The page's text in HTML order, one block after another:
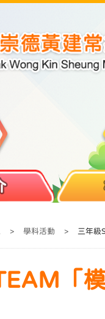
> 學科活動 > 三年級
「